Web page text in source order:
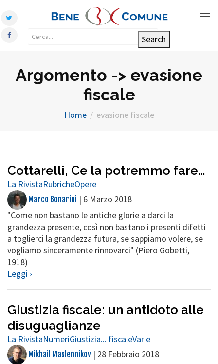
Argomento -> evasione
fiscale
Home evasione fiscale
Cottarelli, Ce la potremmo fare…
La RivistaRubricheOpere
Marco Bonarini | 6 Marzo 2018
"Come non bastano le antiche glorie a darci la
grandezza presente, così non bastano i presenti difetti
a toglierci la grandezza futura, se sappiamo volere, se
vogliamo sinceramente rinnovarci" (Piero Gobetti,
1918)
Leggi ›
Giustizia fiscale: un antidoto alle
disuguaglianze
La RivistaNumeriGiustizia... fiscaleVarie
Mikhail Maslennikov | 28 Febbraio 2018